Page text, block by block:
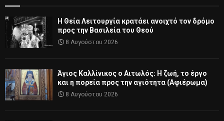
Η Θεία Λειτουργία κρατάει ανοιχτό τον δρόμο
προς την Βασιλεία του Θεού
8 Αυγούστου 2026
Άγιος Καλλίνικος ο Αιτωλός: Η ζωή, το έργο
και η πορεία προς την αγιότητα (Αφιέρωμα)
8 Αυγούστου 2026